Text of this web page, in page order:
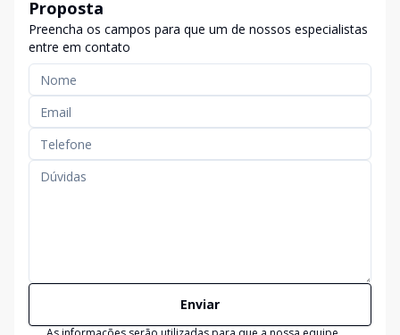
Proposta
Preencha os campos para que um de nossos especialistas
entre em contato
Enviar